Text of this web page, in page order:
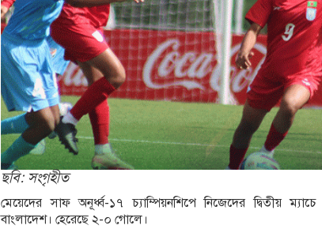
ছবি: সংগৃহীত
মেয়েদের সাফ অনূর্ধ্ব-১৭ চ্যাম্পিয়নশিপে নিজেদের দ্বিতীয়
বাংলাদেশ। হেরেছে ২-০ গোলে।